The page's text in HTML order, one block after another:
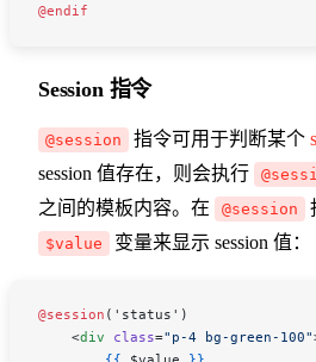
@endif
Session 指令
@session 指令可用于判断某个
session 值存在，则会执行
之间的模板内容。在
@session
$value 变量来显示 session 值：
@session ('status')
    <
div class="p-4 bg-green-100"